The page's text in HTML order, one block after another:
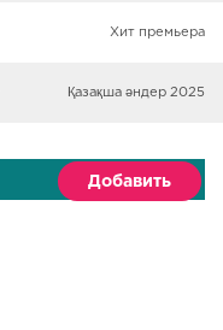
Хит премьера
Қазақша әндер 2025
Добавить